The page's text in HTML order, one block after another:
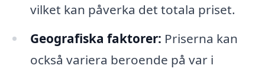
vilket kan påverka det totala priset.
Geografiska faktorer: Priserna kan
också variera beroende på var i